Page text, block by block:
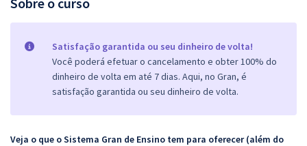
Satisfação garantida ou seu dinheiro de volta!
Você poderá efetuar o cancelamento e obter 100% do
dinheiro de volta em até 7 dias. Aqui, no Gran, é
satisfação garantida ou seu dinheiro de volta.
Veja o que o Sistema Gran de Ensino tem para oferecer (além do